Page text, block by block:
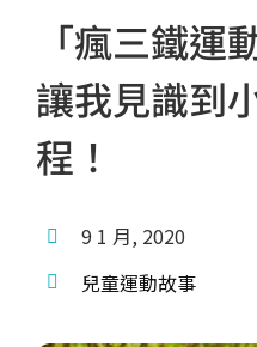
「瘋三鐵運
讓我見識到
程！
9 1 月, 2020
兒童運動故事